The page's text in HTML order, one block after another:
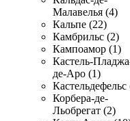
Малавелья (4)
Кальпе (22)
Камбрильс (2)
Кампоамор (1)
Кастель-
де-Аро (1)
Кастельдефельс
Корбера-де-
Льобрегат (2)